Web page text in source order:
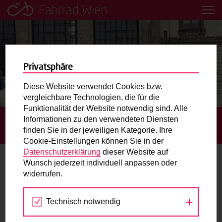
Fahrrad Wien
Leih dir einfach ein Transportfahrrad in deiner Nähe aus!
Mobilitätsbildung für Kinder und
Jugendliche
Radweg-Projektkarte
Routenplaner
Mit dem Fahrrad in Wien unterwegs? Hier finden Sie die
beste Route.
Wunschbox
Sie haben ein Anliegen zum Radverkehr? Schreiben Sie
STARTSEITE TERMINE
„OPA, WARUM FÄHRST DU
ALLES MIT DEM AUTO?“: NETZWERKTREFFEN ONLINE
14.
APR
2021
Privatsphäre
Diese Website verwendet Cookies bzw.
vergleichbare Technologien, die für die
Funktionalität der Website notwendig sind. Alle
Informationen zu den verwendeten Diensten
finden Sie in der jeweiligen Kategorie. Ihre
Cookie-Einstellungen können Sie in der
Datenschutzerklärung dieser Website auf
Wunsch jederzeit individuell anpassen oder
widerrufen.
Technisch notwendig